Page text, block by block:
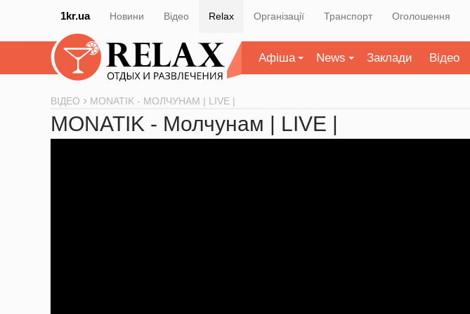
1kr.ua Новини Відео Relax Організації Транспорт Оголошення
Афіша News Заклади Відео
ВІДЕО MONATIK - МОЛЧУНАМ | LIVE |
MONATIK - Молчунам | LIVE |